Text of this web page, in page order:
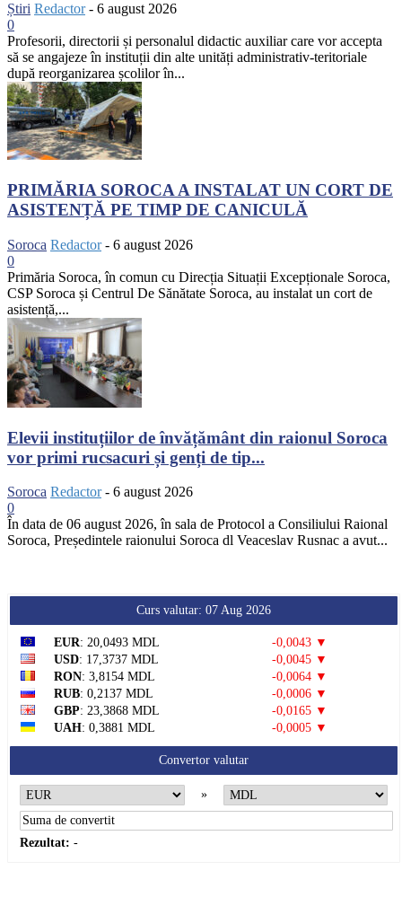
Știri Redactor - 6 august 2026
0
Profesorii, directorii și personalul didactic auxiliar care vor accepta
să se angajeze în instituții din alte unități administrativ-teritoriale
după reorganizarea școlilor în...
PRIMĂRIA SOROCA A INSTALAT UN CORT DE
ASISTENȚĂ PE TIMP DE CANICULĂ
Soroca Redactor - 6 august 2026
0
Primăria Soroca, în comun cu Direcția Situații Excepționale Soroca,
CSP Soroca și Centrul De Sănătate Soroca, au instalat un cort de
asistență,...
Elevii instituțiilor de învățământ din raionul Soroca
vor primi rucsacuri și genți de tip...
Soroca Redactor - 6 august 2026
0
În data de 06 august 2026, în sala de Protocol a Consiliului Raional
Soroca, Președintele raionului Soroca dl Veaceslav Rusnac a avut...
Curs valutar: 07 Aug 2026
EUR: 20,0493 MDL
-0,0043 ▼
USD: 17,3737 MDL
-0,0045 ▼
RON: 3,8154 MDL
-0,0064 ▼
RUB: 0,2137 MDL
-0,0006 ▼
GBP: 23,3868 MDL
-0,0165 ▼
UAH: 0,3881 MDL -0,0005 ▼
Convertor valutar
»
Rezultat: -